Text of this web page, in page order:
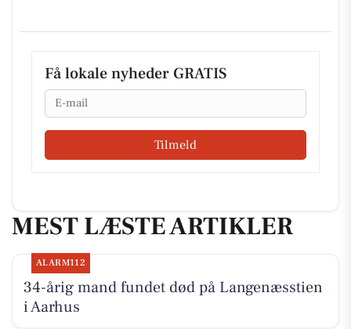
Få lokale nyheder GRATIS
Email
Tilmeld
MEST LÆSTE ARTIKLER
ALARM112
34-årig mand fundet død på Langenæsstien
i Aarhus